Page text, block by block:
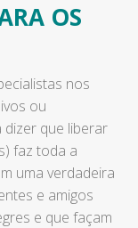
OS
nos
ou
que liberar
faz toda a
uma verdadeira
e amigos
e que façam